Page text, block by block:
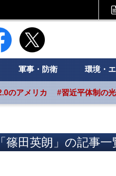
Foresight フォーサイト
軍事・防衛 環境・
のアメリカ #習近平体制の
篠田英朗」の記事一